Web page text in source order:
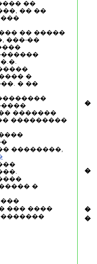
��
�� ��
�� �����
���-��
�
� ��
�������
���������
��������,
�
��� ����
�
�
�
�